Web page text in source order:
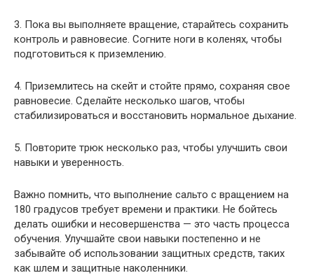
3. Пока вы выполняете вращение, старайтесь сохранить
контроль и равновесие. Согните ноги в коленях, чтобы
подготовиться к приземлению.
4. Приземлитесь на скейт и стойте прямо, сохраняя свое
равновесие. Сделайте несколько шагов, чтобы
стабилизироваться и восстановить нормальное дыхание.
5. Повторите трюк несколько раз, чтобы улучшить свои
навыки и уверенность.
Важно помнить, что выполнение сальто с вращением на
180 градусов требует времени и практики. Не бойтесь
делать ошибки и несовершенства — это часть процесса
обучения. Улучшайте свои навыки постепенно и не
забывайте об использовании защитных средств, таких
как шлем и защитные наколенники.